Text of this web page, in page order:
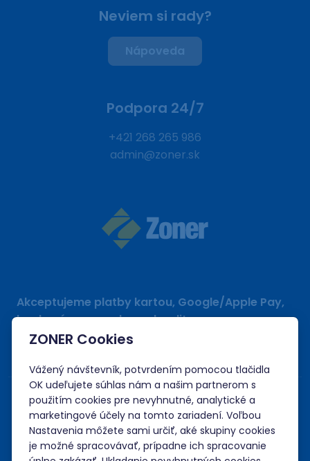
Neviem si rady?
Nápoveda
Podpora 24/7
+421 268 265 986
admin@zoner.sk
Akceptujeme platby kartou, Google/Apple Pay,
bankovým prevodom a kreditom.
ZONER Cookies
Vážený návštevník, potvrdením pomocou tlačidla
OK udeľujete súhlas nám a našim partnerom s
použitím cookies pre nevyhnutné, analytické a
marketingové účely na tomto zariadení. Voľbou
Nastavenia môžete sami určiť, aké skupiny cookies
je možné spracovávať, prípadne ich spracovanie